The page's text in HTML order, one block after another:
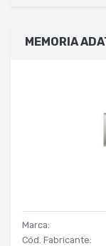
Marca:
Cód. Fabricante: